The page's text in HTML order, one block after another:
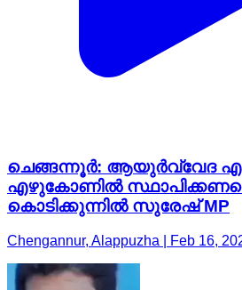
ചെങ്ങന്നൂർ: ആയുർവ്വേദ
എഴുകോണിൽ
കൊടിക്കുന്നിൽ സുരേഷ് MP
Chengannur, Alappuzha | Feb 16,